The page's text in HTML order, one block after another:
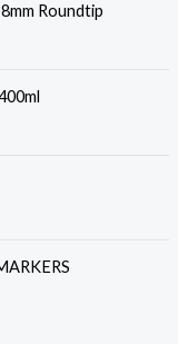
Roundtip